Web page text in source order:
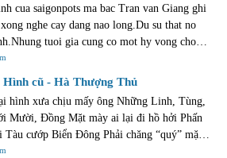
cua saigonpots ma bac Tran van Giang ghi
nghe cay dang nao long.Du su that no
tuoi gia cung co mot hy vong cho
manh va mo ao. hy vong con hon la that
Hình cũ - Hà Thượng Thủ
hình xưa chịu mấy ông Những Linh, Tùng,
Mười, Đồng Mặt mày ai lại đi hồ hởi Phấn
Biển Đông Phải chăng “quý” mặt
mông Con mắt nay đà có nhưng không Nên